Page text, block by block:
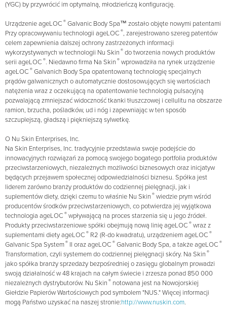
(YGC) by przywrócić im optymalną, młodzieńczą konfigurację.
Urządzenie ageLOC ® Galvanic Body Spa™ zostało objęte nowymi patentami
Przy opracowywaniu technologii ageLOC ®, zarejestrowano szereg patentów
celem zapewnienia dalszej ochrony zastrzeżonych informacji
wykorzystywanych w technologii Nu Skin ® do tworzenia nowych produktów
serii ageLOC ®. Niedawno firma Na Skin ® wprowadziła na rynek urządzenie
ageLOC ® Galvanich Body Spa opatentowaną technologię specjalnych
prądów galwanicznych o automatycznie dostosowujących się wartościach
natężenia wraz z oczekującą na opatentowanie technologią pulsacyjną
pozwalającą zmniejszać widoczność tkanki tłuszczowej i cellulitu na obszarze
ramion, brzucha, pośladków, ud i nóg i zapewniając w ten sposób
szczuplejszą, gładszą i piękniejszą sylwetkę.
O Nu Skin Enterprises, Inc.
Na Skin Enterprises, Inc. tradycyjnie przedstawia swoje podejście do
innowacyjnych rozwiązań za pomocą swojego bogatego portfolia produktów
przeciwstarzeniowych, niezależnych możliwości biznesowych oraz inicjatyw
będących przejawem społecznej odpowiedzialności biznesu. Spółka jest
liderem zarówno branży produktów do codziennej pielęgnacji, jak i
suplementów diety, dzięki czemu to właśnie Nu Skin ® wiedzie prym wśród
producentów środków przeciwstarzeniowych, co potwierdza jej wyjątkowa
technologia ageLOC ® wpływającą na proces starzenia się u jego źródeł.
Produkty przeciwstarzeniowe spółki obejmują nową linię ageLOC ® wraz z
suplementami diety ageLOC ® R2 (R-do kwadratu), urządzeniem ageLOC ®
Galvanic Spa System® II oraz ageLOC ® Galvanic Body Spa, a także ageLOC ®
Transformation, czyli systemem do codziennej pielęgnacji skóry. Na Skin ®
jako spółka branży sprzedaży bezpośredniej o zasięgu globalnym prowadzi
swoją działalność w 48 krajach na całym świecie i zrzesza ponad 850 000
niezależnych dystrybutorów. Nu Skin ® notowana jest na Nowojorskiej
Giełdzie Papierów Wartościowych pod symbolem "NUS." Więcej informacji
mogą Państwo uzyskać na naszej stronie:http://www.nuskin.com.